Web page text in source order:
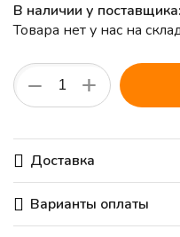
В наличии у
Товара нет у нас на
+
−
Доставка
Варианты оплаты